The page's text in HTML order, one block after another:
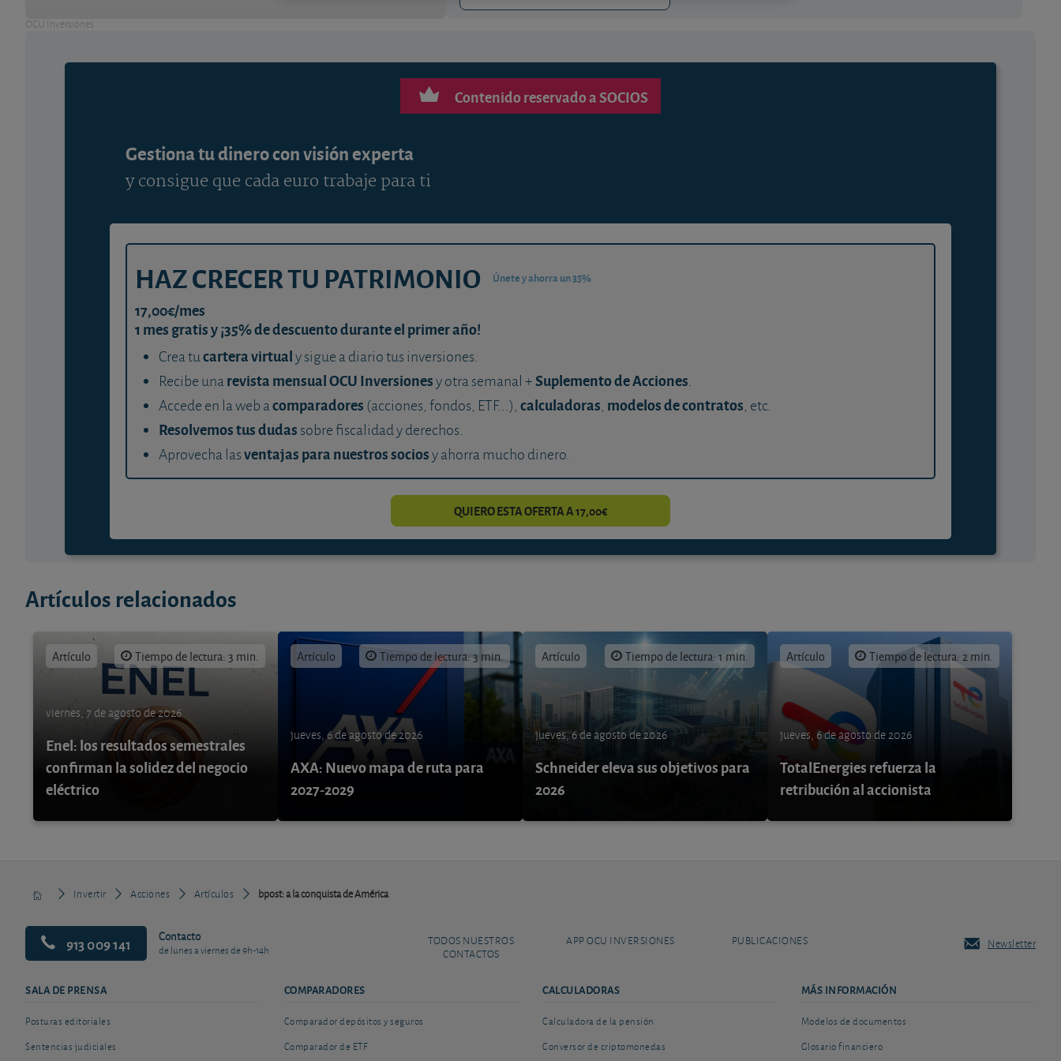
OCU Inversiones
Contenido reservado a SOCIOS
Gestiona tu dinero con visión experta
y consigue que cada euro trabaje para ti
HAZ CRECER TU PATRIMONIO Únete y ahorra un 35%
17,00€/mes
1 mes gratis y ¡35% de descuento durante el primer año!
Crea tucartera virtualy sigue a diario tus inversiones.
Recibe unarevista mensual OCU Inversionesy otra semanal +Suplemento de Acciones.
Accede en la web acomparadores (acciones, fondos, ETF...), calculadoras, modelos de contratos, etc.
Resolvemos tus dudas sobre fiscalidad y derechos.
Aprovecha lasventajas para nuestros sociosy ahorra mucho dinero.
QUIERO ESTA OFERTA A 17,00€
Artículos relacionados
Artículo Tiempo de lectura: 3 min.
viernes, 7 de agosto de 2026
Enel: los resultados semestrales
confirman la solidez del negocio
eléctrico
Artículo Tiempo de lectura: 3 min.
jueves, 6 de agosto de 2026
AXA: Nuevo mapa de ruta para
2027-2029
Artículo Tiempo de lectura: 1 min.
jueves, 6 de agosto de 2026
Schneider eleva sus objetivos para
2026
Artículo Tiempo de lectura: 2 min.
jueves, 6 de agosto de 2026
TotalEnergies refuerza la
retribución al accionista
Invertir Acciones Artículos bpost: a la conquista de América
913 009 141 Contacto
de lunes a viernes de 9h-14h
TODOS NUESTROS
CONTACTOS
APP OCU INVERSIONES PUBLICACIONES Newsletter
SALA DE PRENSA
Posturas editoriales
Sentencias judiciales
COMPARADORES
Comparador depósitos y seguros
Comparador de ETF
CALCULADORAS
Calculadora de la pensión
Conversor de criptomonedas
MÁS INFORMACIÓN
Modelos de documentos
Glosario financiero